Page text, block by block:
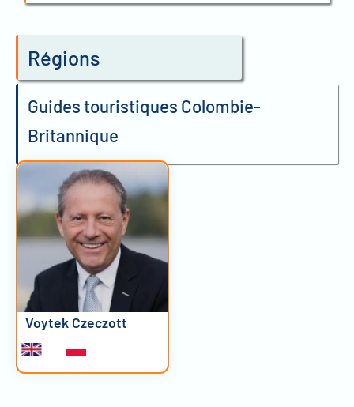
Régions
Guides touristiques Colombie-
Britannique
Voytek Czeczott